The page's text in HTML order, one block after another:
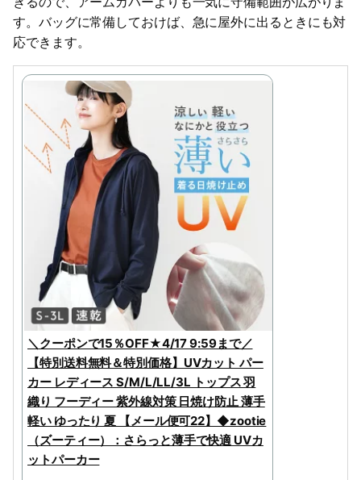
す。バッグに常備しておけば、急に屋外に出るときにも対
応できます。
＼クーポンで15％OFF★4/17 9:59まで／
【特別送料無料＆特別価格】UVカット パー
カー レディース S/M/L/LL/3L トップス 羽
織り フーディー 紫外線対策 日焼け防止 薄手
軽い ゆったり 夏 【メール便可22】◆zootie
（ズーティー）：さらっと薄手で快適 UVカ
ットパーカー